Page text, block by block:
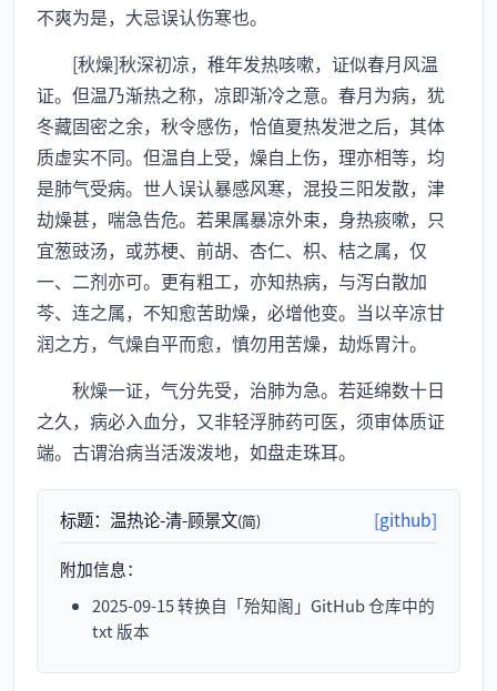
不爽为是，大忌误认伤寒也。
[秋燥]秋深初凉，稚年发热咳嗽，证似春月风温
证。但温乃渐热之称，凉即渐冷之意。春月为病，犹
冬藏固密之余，秋令感伤，恰值夏热发泄之后，其体
质虚实不同。但温自上受，燥自上伤，理亦相等，均
是肺气受病。世人误认暴感风寒，混投三阳发散，津
劫燥甚，喘急告危。若果属暴凉外束，身热痰嗽，只
宜葱豉汤，或苏梗、前胡、杏仁、枳、桔之属，仅
一、二剂亦可。更有粗工，亦知热病，与泻白散加
芩、连之属，不知愈苦助燥，必增他变。当以辛凉甘
润之方，气燥自平而愈，慎勿用苦燥，劫烁胃汁。
秋燥一证，气分先受，治肺为急。若延绵数十日
之久，病必入血分，又非轻浮肺药可医，须审体质证
端。古谓治病当活泼泼地，如盘走珠耳。
标题： 温热论-清-顾景文(简) [github]
附加信息：
2025-09-15 转换自「殆知阁」GitHub 仓库中的
txt 版本